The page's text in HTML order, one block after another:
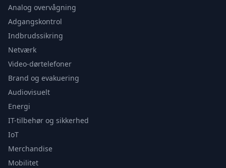
Analog overvågning
Adgangskontrol
Indbrudssikring
Netværk
Video-dørtelefoner
Brand og evakuering
Audiovisuelt
Energi
IT-tilbehør og sikkerhed
IoT
Merchandise
Mobilitet